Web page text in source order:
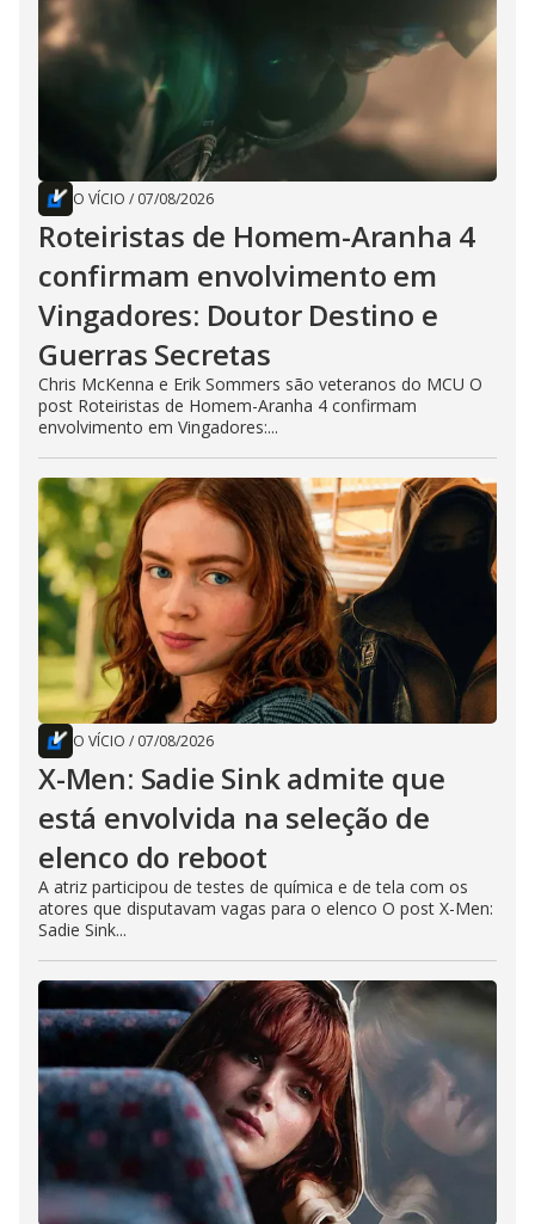
O VÍCIO / 07/08/2026
Roteiristas de Homem-Aranha 4
confirmam envolvimento em
Vingadores: Doutor Destino e
Guerras Secretas
Chris McKenna e Erik Sommers são veteranos do MCU O
post Roteiristas de Homem-Aranha 4 confirmam
envolvimento em Vingadores:...
O VÍCIO / 07/08/2026
X-Men: Sadie Sink admite que
está envolvida na seleção de
elenco do reboot
A atriz participou de testes de química e de tela com os
atores que disputavam vagas para o elenco O post X-Men:
Sadie Sink...